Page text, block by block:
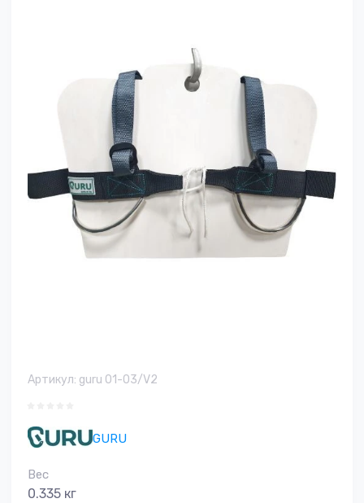
Артикул: guru 01-03/V2
GURU
Вес
0.335 кг